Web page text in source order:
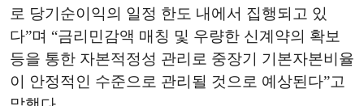
로 당기순이익의 일정 한도 내에서 집행되고 있
다”며 “금리민감액 매칭 및 우량한 신계약의 확보
등을 통한 자본적정성 관리로 중장기 기본자본비율
이 안정적인 수준으로 관리될 것으로 예상된다”고